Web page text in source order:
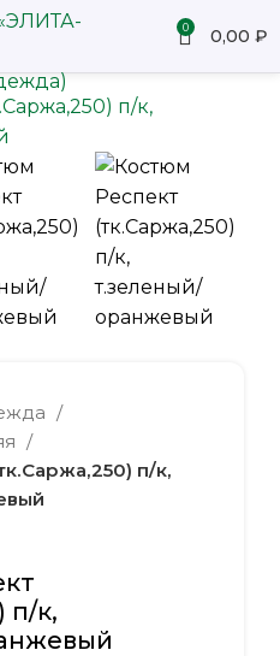
0 0,00 ₽
п/к,
п/к,